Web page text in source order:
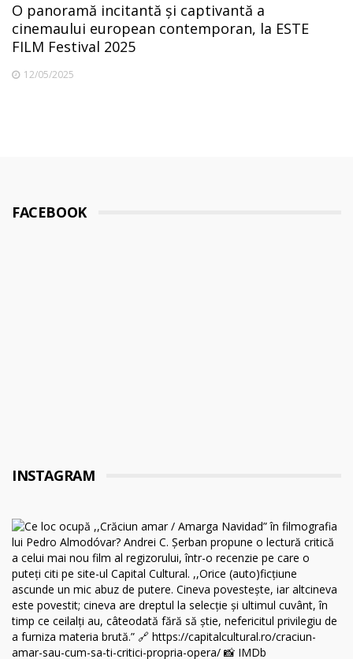
O panoramă incitantă și captivantă a
cinemaului european contemporan, la ESTE
FILM Festival 2025
12/05/2025
FACEBOOK
INSTAGRAM